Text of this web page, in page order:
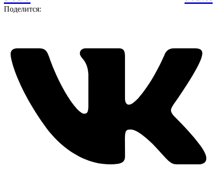
Поделится: